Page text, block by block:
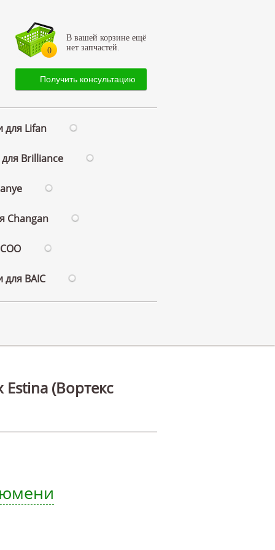
0
В вашей корзине ещё
нет запчастей.
Получить консультацию
для Lifan
Brilliance
Changan
для BAIC
(Вортекс